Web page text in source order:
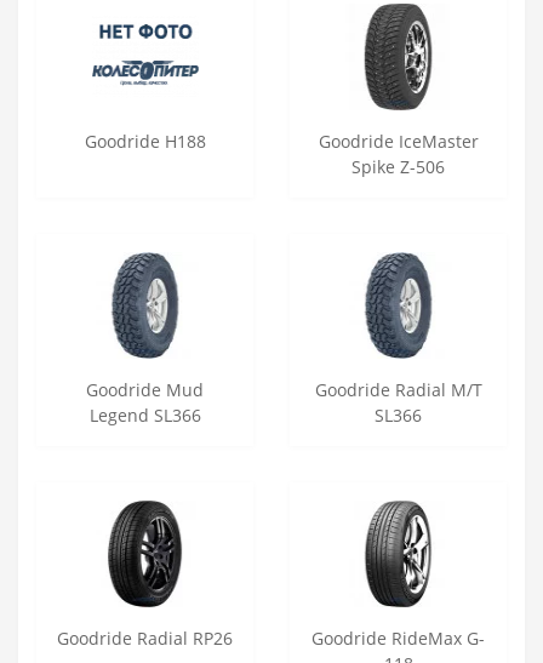
Goodride H188
Goodride IceMaster
Spike Z-506
Goodride Mud
Legend SL366
Goodride Radial M/T
SL366
Goodride Radial RP26
Goodride RideMax G-